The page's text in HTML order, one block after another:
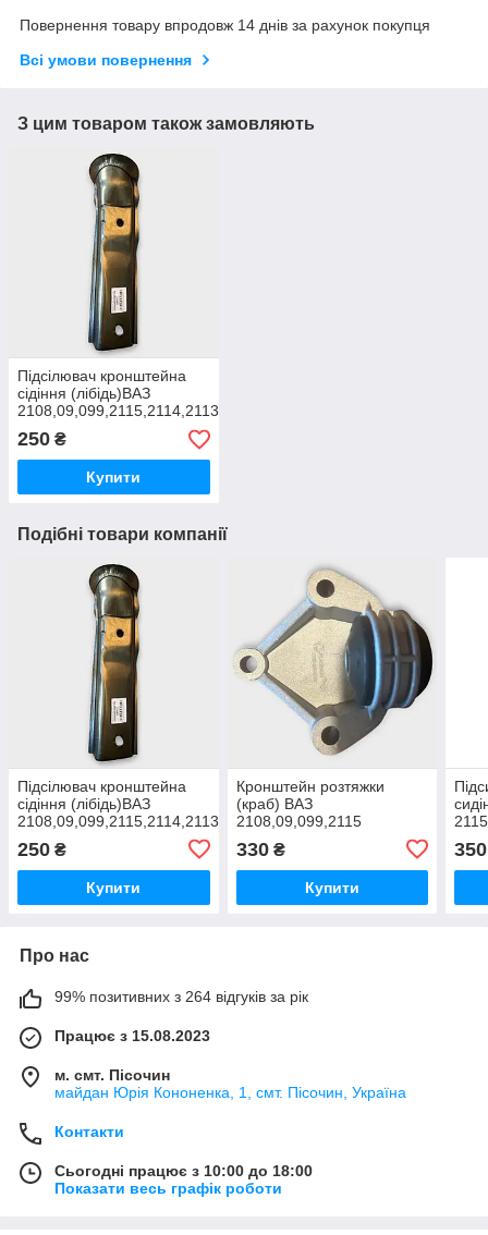
Повернення товару впродовж 14 днів за рахунок покупця
Всі умови повернення
З цим товаром також замовляють
Підсілювач кронштейна
сідіння (лібідь)ВАЗ
2108,09,099,2115,2114,2113
250 ₴
Купити
Подібні товари компанії
Підсілювач кронштейна
сідіння (лібідь)ВАЗ
2108,09,099,2115,2114,2113
250 ₴
Купити
Кронштейн розтяжки
(краб) ВАЗ
2108,09,099,2115
330₴
Купити
350
Про нас
99% позитивних з 264 відгуків за рік
Працює з 15.08.2023
м. смт. Пісочин
майдан Юрія Кононенка, 1, смт. Пісочин, Україна
Контакти
Сьогодні працює з 10:00 до 18:00
Показати весь графік роботи